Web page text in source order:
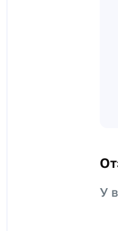
У